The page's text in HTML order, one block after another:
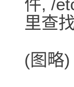
件, /
里查
(图略)